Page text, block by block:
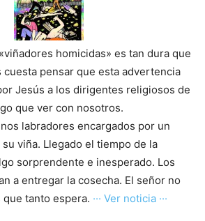
homicidas» es tan dura que
pensar que esta advertencia
Jesús a los dirigentes religiosos de
que ver con nosotros.
labradores encargados por un
viña. Llegado el tiempo de la
sorprendente e inesperado. Los
a entregar la cosecha. El señor no
tanto espera. ··· Ver noticia ···